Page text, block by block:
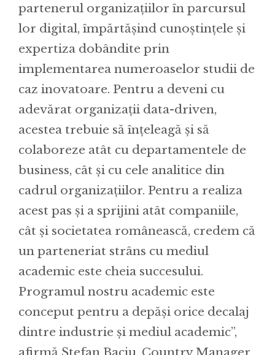
partenerul organizațiilor în parcursul
lor digital, împărtășind cunoștințele și
expertiza dobândite prin
implementarea numeroaselor studii de
caz inovatoare. Pentru a deveni cu
adevărat organizații data-driven,
acestea trebuie să înțeleagă și să
colaboreze atât cu departamentele de
business, cât și cu cele analitice din
cadrul organizațiilor. Pentru a realiza
acest pas și a sprijini atât companiile,
cât și societatea românească, credem că
un parteneriat strâns cu mediul
academic este cheia succesului.
Programul nostru academic este
conceput pentru a depăși orice decalaj
dintre industrie și mediul academic”,
afirmă Ștefan Baciu, Country Manager